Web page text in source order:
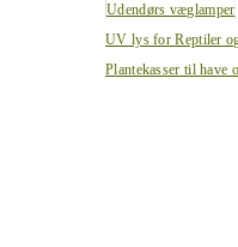
Udendørs væglamper
UV lys for Reptiler
Plantekasser til have